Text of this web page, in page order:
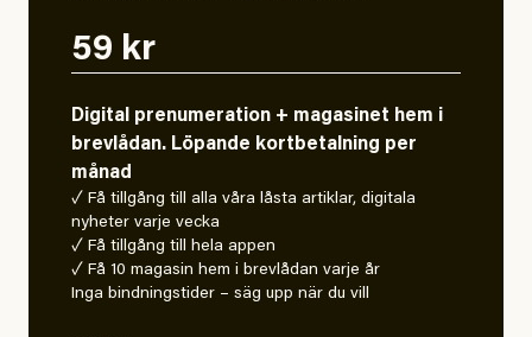
59 kr
Digital prenumeration + magasinet hem i
brevlådan. Löpande kortbetalning per
månad
✓ Få tillgång till alla våra låsta artiklar, digitala
nyheter varje vecka
✓ Få tillgång till hela appen
✓ Få 10 magasin hem i brevlådan varje år
Inga bindningstider – säg upp när du vill